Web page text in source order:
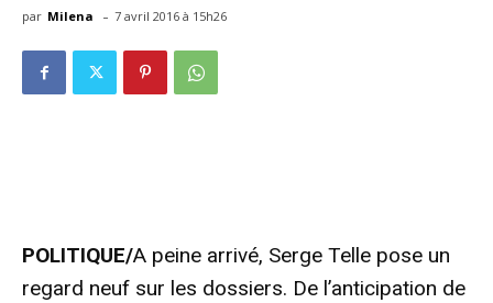
par Milena - 7 avril 2016 à 15h26
POLITIQUE/A peine arrivé, Serge Telle pose un
regard neuf sur les dossiers. De l’anticipation de